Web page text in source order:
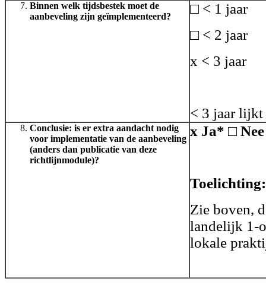
Binnen welk tijdsbestek moet de
aanbeveling zijn geïmplementeerd?
□ < 1 jaar
□ < 2 jaar
x < 3 jaar
< 3 jaar lijkt
Conclusie: is er extra aandacht nodig
voor implementatie van de aanbeveling
(anders dan publicatie van deze
richtlijnmodule)?
x Ja* □ Nee
Toelichting:
Zie boven,
landelijk 1-
lokale